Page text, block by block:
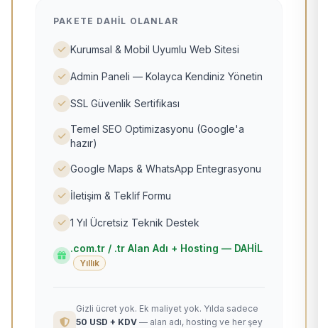
PAKETE DAHIL OLANLAR
Kurumsal & Mobil Uyumlu Web Sitesi
Admin Paneli — Kolayca Kendiniz Yönetin
SSL Güvenlik Sertifikası
Temel SEO Optimizasyonu (Google'a
hazır)
Google Maps & WhatsApp Entegrasyonu
İletişim & Teklif Formu
1 Yıl Ücretsiz Teknik Destek
.com.tr / .tr Alan Adı + Hosting — DAHİL
Yıllık
Gizli ücret yok. Ek maliyet yok. Yılda sadece
50 USD + KDV — alan adı, hosting ve her şey